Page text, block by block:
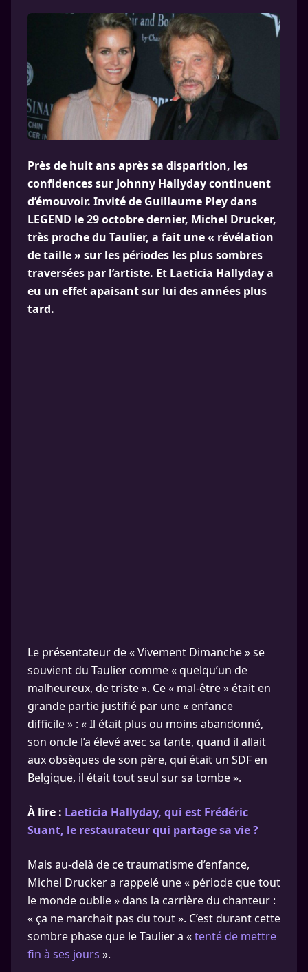
Près de huit ans après sa disparition, les
confidences sur Johnny Hallyday continuent
d’émouvoir. Invité de Guillaume Pley dans
LEGEND le 29 octobre dernier, Michel Drucker,
très proche du Taulier, a fait une « révélation
de taille » sur les périodes les plus sombres
traversées par l’artiste. Et Laeticia Hallyday a
eu un effet apaisant sur lui des années plus
tard.
Le présentateur de « Vivement Dimanche » se
souvient du Taulier comme « quelqu’un de
malheureux, de triste ». Ce « mal-être » était en
grande partie justifié par une « enfance
difficile » : « Il était plus ou moins abandonné,
son oncle l’a élevé avec sa tante, quand il allait
aux obsèques de son père, qui était un SDF en
Belgique, il était tout seul sur sa tombe ».
À lire : Laeticia Hallyday, qui est Frédéric
Suant, le restaurateur qui partage sa vie ?
Mais au-delà de ce traumatisme d’enfance,
Michel Drucker a rappelé une « période que tout
le monde oublie » dans la carrière du chanteur :
« ça ne marchait pas du tout ». C’est durant cette
sombre phase que le Taulier a «tenté de mettre
fin à ses jours ».